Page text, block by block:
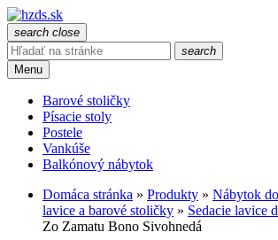
search close
search
Menu
Barové stoličky
Písacie stoly
Postele
Vankúše
Balkónový nábytok
Domáca stránka » Produkty » Nábytok
lavice a barové stoličky » Sedacie lavice
Zo Zamatu Bono Sivohnedá